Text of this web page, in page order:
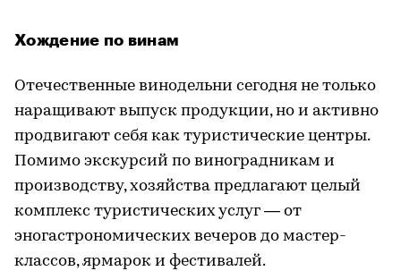
Хождение по винам
Отечественные винодельни сегодня не только
наращивают выпуск продукции, но и активно
продвигают себя как туристические центры.
Помимо экскурсий по виноградникам и
производству, хозяйства предлагают целый
комплекс туристических услуг — от
эногастрономических вечеров до мастер-
классов, ярмарок и фестивалей.